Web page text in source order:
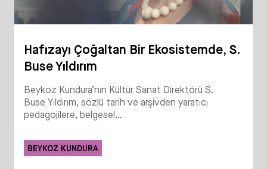
Hafızayı Çoğaltan Bir Ekosistemde, S.
Buse Yıldırım
Beykoz Kundura’nın Kültür Sanat Direktörü S.
Buse Yıldırım, sözlü tarih ve arşivden yaratıcı
pedagojilere, belgesel...
BEYKOZ KUNDURA